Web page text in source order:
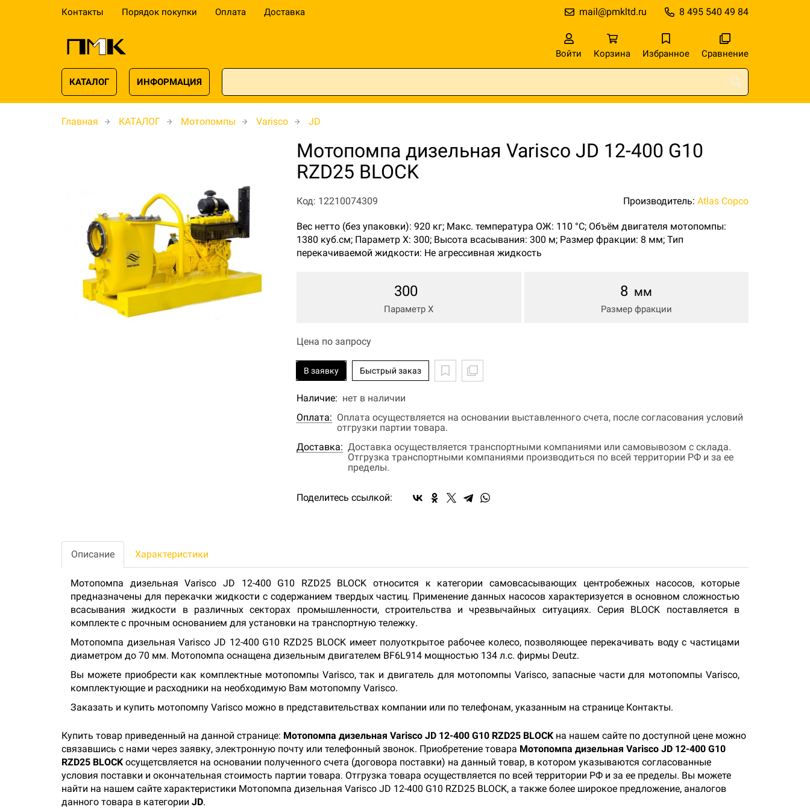
Контакты Порядок покупки Оплата Доставка 8 495 540 49 84
mail@pmkltd.ru
Войти Корзина Избранное Сравнение
КАТАЛОГ ИНФОРМАЦИЯ
Главная КАТАЛОГ Мотопомпы Varisco JD
Мотопомпа дизельная Varisco JD 12-400 G10
RZD25 BLOCK
Код: 12210074309 Производитель: Atlas Copco
Вес нетто (без упаковки): 920 кг; Макс. температура ОЖ: 110 °C; Объём двигателя мотопомпы:
1380 куб.см; Параметр Х: 300; Высота всасывания: 300 м; Размер фракции: 8 мм; Тип
перекачиваемой жидкости: Не агрессивная жидкость
300
Параметр Х
8 мм
Размер фракции
Цена по запросу
В заявку Быстрый заказ
Наличие: нет в наличии
Оплата: Оплата осуществляется на основании выставленного счета, после согласования условий
отгрузки партии товара.
Доставка: Доставка осуществляется транспортными компаниями или самовывозом с склада.
Отгрузка транспортными компаниями производиться по всей территории РФ и за ее
пределы.
Поделитесь ссылкой:
Описание Характеристики
Мотопомпа дизельная Varisco JD 12-400 G10 RZD25 BLOCK относится к категории самовсасывающих центробежных насосов, которые
предназначены для перекачки жидкости с содержанием твердых частиц. Применение данных насосов характеризуется в основном сложностью
всасывания жидкости в различных секторах промышленности, строительства и чрезвычайных ситуациях. Серия BLOCK поставляется в
комплекте с прочным основанием для установки на транспортную тележку.
Мотопомпа дизельная Varisco JD 12-400 G10 RZD25 BLOCK имеет полуоткрытое рабочее колесо, позволяющее перекачивать воду с частицами
диаметром до 70 мм. Мотопомпа оснащена дизельным двигателем BF6L914 мощностью 134 л.с. фирмы Deutz.
Вы можете приобрести как комплектные мотопомпы Varisco, так и двигатель для мотопомпы Varisco, запасные части для мотопомпы Varisco,
комплектующие и расходники на необходимую Вам мотопомпу Varisco.
Заказать и купить мотопомпу Varisco можно в представительствах компании или по телефонам, указанным на странице Контакты.
Купить товар приведенный на данной странице: Мотопомпа дизельная Varisco JD 12-400 G10 RZD25 BLOCK на нашем сайте по доступной цене можно
связавшись с нами через заявку, электронную почту или телефонный звонок. Приобретение товара Мотопомпа дизельная Varisco JD 12-400 G10
RZD25 BLOCK осущетсвляется на основании полученного счета (договора поставки) на данный товар, в котором указываются согласованные
условия поставки и окончательная стоимость партии товара. Отгрузка товара осуществляется по всей территории РФ и за ее пределы. Вы можете
найти на нашем сайте характеристики Мотопомпа дизельная Varisco JD 12-400 G10 RZD25 BLOCK, а также более широкое предложение, аналогов
данного товара в категории JD.